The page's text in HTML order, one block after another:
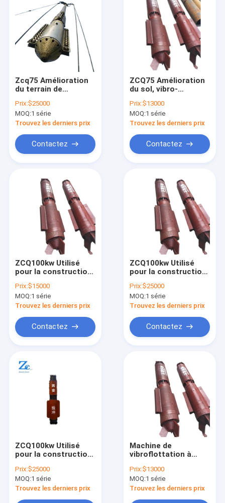
Produits
A propos de nous
Visite d'usine
Contrôle de la qualité
Demande de soumission
machine d'essai d'asphalte
Machine d'essai des agrégats grossiers
Machine d'essai pour béton
machine d'essai d'or
Vibroflotation
Analyseur en métal
Zcq75 Amélioration
du terrain de
Vibroflot
Prix:$25000
MOQ:1 série
Trouvez les derniers prix
Contactez
ZCQ75 Amélioration
du sol, vibro-
électrique, colonne
de pierre, pieu de
battage
Prix:$13000
MOQ:1 série
Trouvez les derniers prix
Contactez
ZCQ100kw Utilisé
pour la construction
des vibrations en
mer
Prix:$15000
MOQ:1 série
Trouvez les derniers prix
Contactez
ZCQ100kw Utilisé
pour la construction
des vibrations en
mer
Prix:$25000
MOQ:1 série
Trouvez les derniers prix
Contactez
ZCQ100kw Utilisé
pour la construction
des vibrations en
mer
Prix:$25000
MOQ:1 série
Trouvez les derniers prix
Machine de
vibroflottation à
supérieure pour
l'amélioration du sol
en profondeur
Prix:$13000
MOQ:1 série
Trouvez les derniers prix